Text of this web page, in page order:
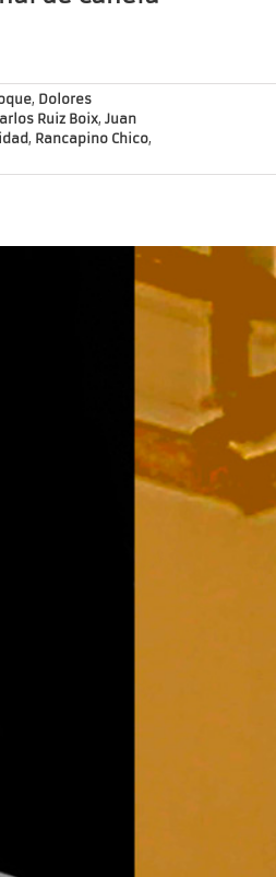
, Dolores
Ruiz Boix, Juan
, Rancapino Chico,